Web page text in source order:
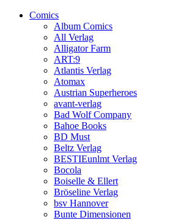
Comics
Album Comics
All Verlag
Alligator Farm
ART:9
Atlantis Verlag
Atomax
Austrian Superheroes
avant-verlag
Bad Wolf Company
Bahoe Books
BD Must
Beltz Verlag
BESTIEunlmt Verlag
Bocola
Boiselle & Ellert
Bröseline Verlag
bsv Hannover
Bunte Dimensionen